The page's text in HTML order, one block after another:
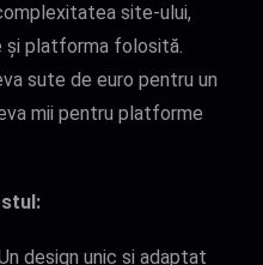
site-ului,
și platforma folosită.
sute de euro pentru un
mii pentru platforme
design unic și adaptat